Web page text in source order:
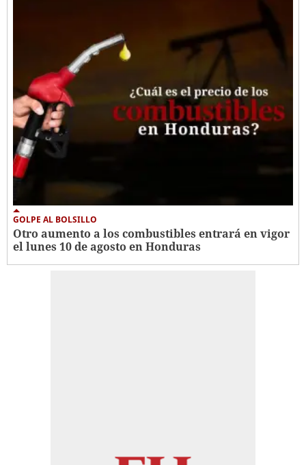
GOLPE AL BOLSILLO
Otro aumento a los combustibles entrará en vigor
el lunes 10 de agosto en Honduras